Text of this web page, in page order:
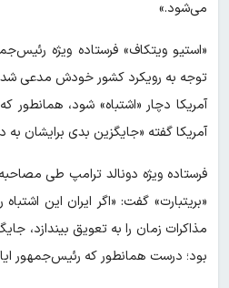
می‌شود.»
«استیو ویتکاف» فرستاده ویژه
توجه به رویکرد کشور خودش مدعی شد
آمریکا دچار «اشتباه» شود، همانطور
آمریکا گفته «جایگزین بدی برایشان
فرستاده ویژه دونالد ترامپ طی
«بریتبارت» گفت: «اگر ایران این
مذاکرات زمان را به تعویق بیندازد،
بود؛ درست همانطور که رئیس‌جمهور